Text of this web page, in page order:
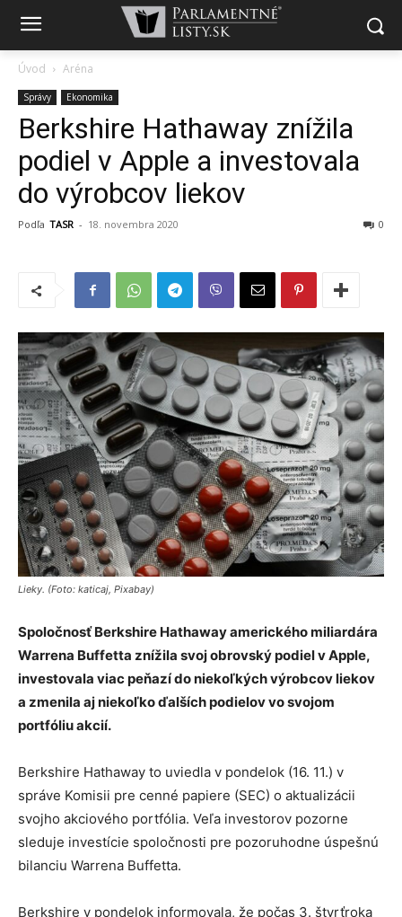
Úvod Aréna
Správy Ekonomika
Berkshire Hathaway znížila
podiel v Apple a investovala
do výrobcov liekov
Podľa TASR - 18. novembra 2020 0
Lieky. (Foto: katicaj, Pixabay)
Spoločnosť Berkshire Hathaway amerického miliardára
Warrena Buffetta znížila svoj obrovský podiel v Apple,
investovala viac peňazí do niekoľkých výrobcov liekov
a zmenila aj niekoľko ďalších podielov vo svojom
portfóliu akcií.
Berkshire Hathaway to uviedla v pondelok (16. 11.) v
správe Komisii pre cenné papiere (SEC) o aktualizácii
svojho akciového portfólia. Veľa investorov pozorne
sleduje investície spoločnosti pre pozoruhodne úspešnú
bilanciu Warrena Buffetta.
Berkshire v pondelok informovala, že počas 3. štvrťroka